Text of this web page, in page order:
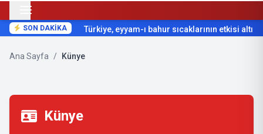
SON DAKİKA Türkiye, eyyam-ı bahur sıcaklarının etkisi
Ana Sayfa / Künye
Künye